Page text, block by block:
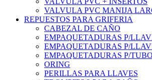
VALVULA PVC MANIJA
REPUESTOS PARA GRIFERIA
CABEZAL DE CAÑO
EMPAQUETADURAS P/
EMPAQUETADURAS P/
EMPAQUETADURAS P/
ORING
PERILLAS PARA LLAVES